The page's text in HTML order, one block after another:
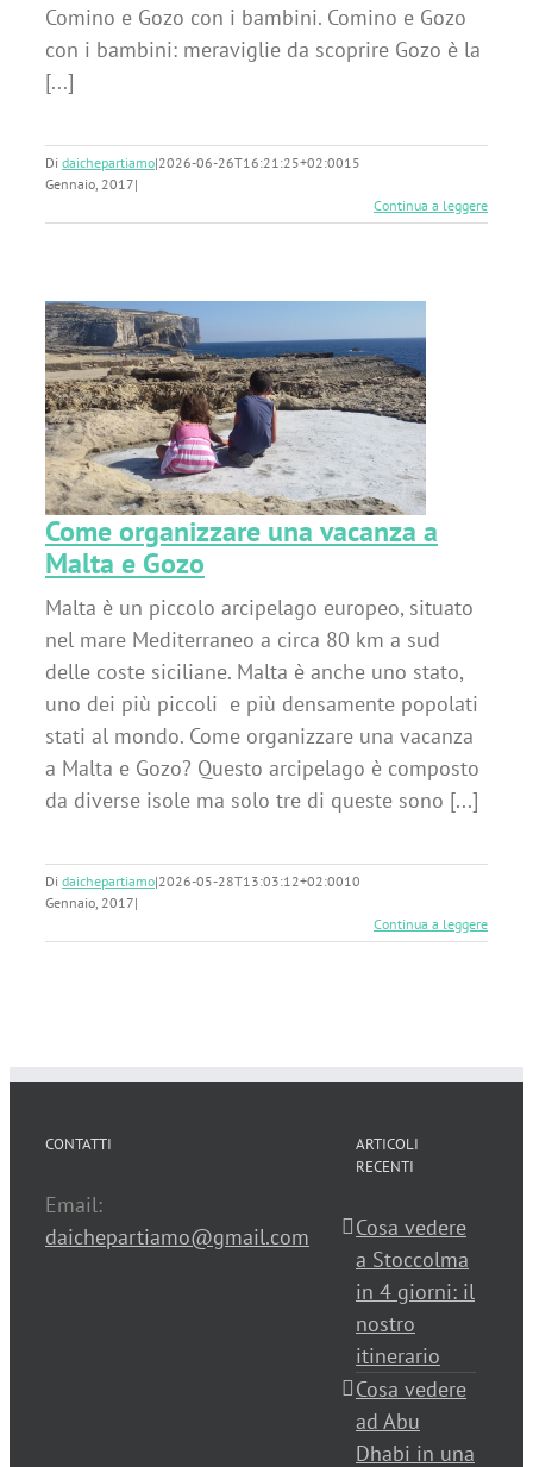
Comino e Gozo con i bambini. Comino e Gozo
con i bambini: meraviglie da scoprire Gozo è la
[...]
Di daichepartiamo|2026-06-26T16:21:25+02:0015
Gennaio, 2017|
Continua a leggere
Come organizzare una vacanza a
Malta e Gozo
Malta è un piccolo arcipelago europeo, situato
nel mare Mediterraneo a circa 80 km a sud
delle coste siciliane. Malta è anche uno stato,
uno dei più piccoli e più densamente popolati
stati al mondo. Come organizzare una vacanza
a Malta e Gozo? Questo arcipelago è composto
da diverse isole ma solo tre di queste sono [...]
Di daichepartiamo|2026-05-28T13:03:12+02:0010
Gennaio, 2017|
Continua a leggere
CONTATTI
Email:
daichepartiamo@gmail.com
ARTICOLI
RECENTI
Cosa vedere
a Stoccolma
in 4 giorni: il
nostro
itinerario
Cosa vedere
ad Abu
Dhabi in una